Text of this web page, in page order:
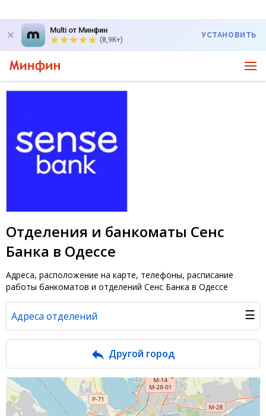
Multi от Минфин
(8,9K+)
УСТАНОВИТЬ
Отделения и банкоматы Сенс
Банка в Одессе
Адреса, расположение на карте, телефоны, расписание
работы банкоматов и отделений Сенс Банка в Одессе
Адреса отделений
Отзывы
☰
Другой город